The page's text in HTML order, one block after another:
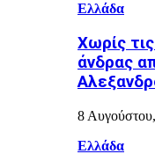
Ελλάδα
Χωρίς
άνδρας
8
Ελλάδα